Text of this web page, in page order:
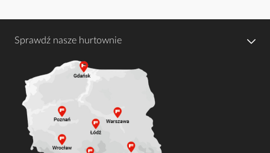
Sprawdź nasze hurtownie